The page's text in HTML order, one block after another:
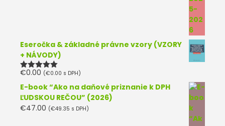
Eseročka & základné právne vzory (VZORY
+ NÁVODY)
Hodnotenie
€0.00 (€0.00 s DPH)
E-book “Ako na daňové priznanie k DPH
ĽUDSKOU REČOU” (2026)
€47.00 (€49.35 s DPH)